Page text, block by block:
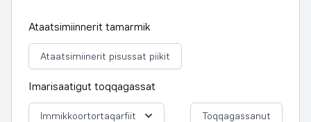
Ataatsimiinnerit tamarmik
Ataatsimiinerit pisussat piikit
Imarisaatigut toqqagassat
Immikkoortortaqarfiit Toqqagassanut